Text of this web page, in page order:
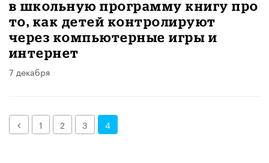
в школьную программу книгу про
то, как детей контролируют
через компьютерные игры и
интернет
7 декабря
Назад1 2 3 4